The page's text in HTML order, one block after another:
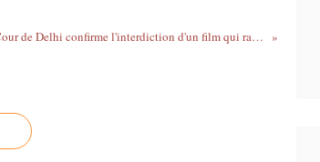
La Haute Cour de Delhi confirme l'interdiction d'un film qui raconte l'histoire de deux végétariens éliminant les bouchers de leur communauté